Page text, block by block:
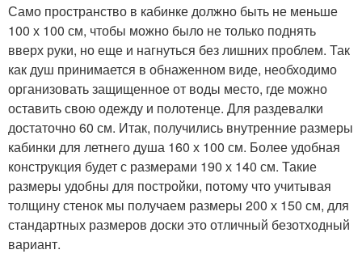
Само пространство в кабинке должно быть не меньше
100 х 100 см, чтобы можно было не только поднять
вверх руки, но еще и нагнуться без лишних проблем. Так
как душ принимается в обнаженном виде, необходимо
организовать защищенное от воды место, где можно
оставить свою одежду и полотенце. Для раздевалки
достаточно 60 см. Итак, получились внутренние размеры
кабинки для летнего душа 160 х 100 см. Более удобная
конструкция будет с размерами 190 х 140 см. Такие
размеры удобны для постройки, потому что учитывая
толщину стенок мы получаем размеры 200 х 150 см, для
стандартных размеров доски это отличный безотходный
вариант.